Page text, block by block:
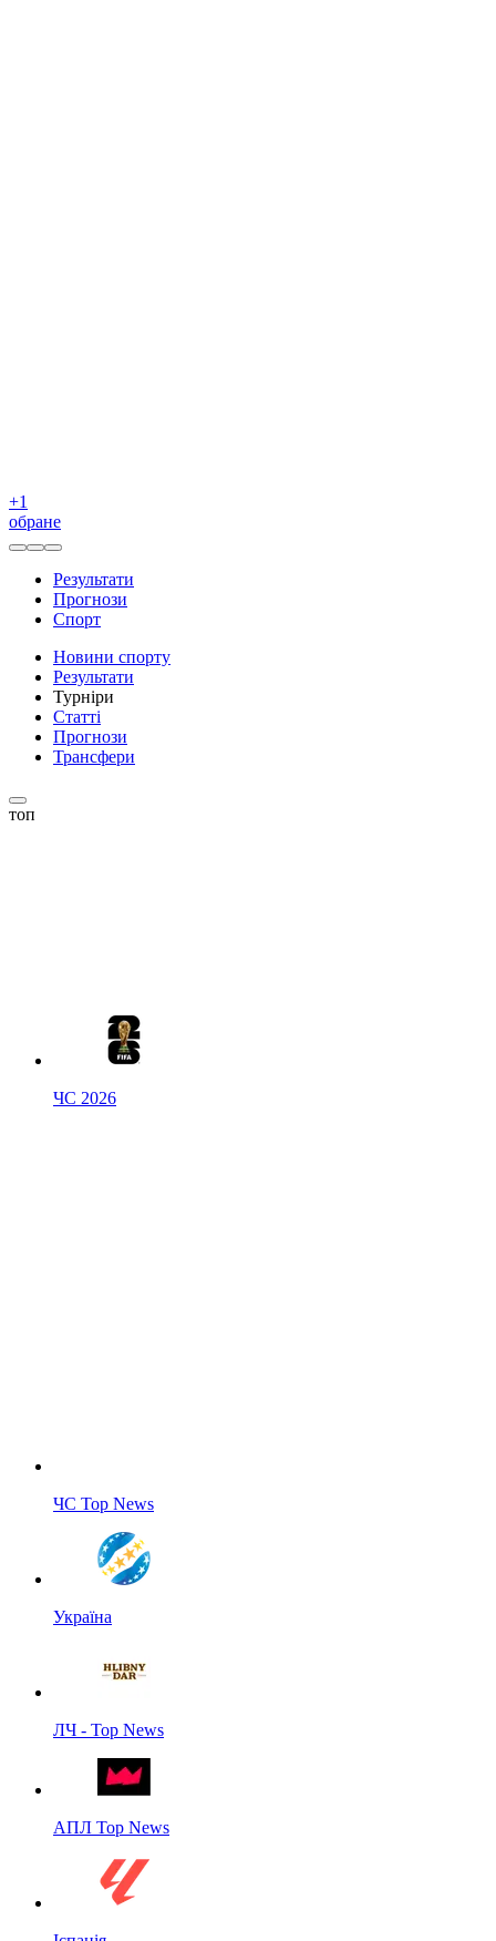
+1
обране
Результати
Прогнози
Спорт
Новини спорту
Результати
Турніри
Статті
Прогнози
Трансфери
топ
ЧС 2026
ЧС Top News
Україна
ЛЧ - Top News
АПЛ Top News